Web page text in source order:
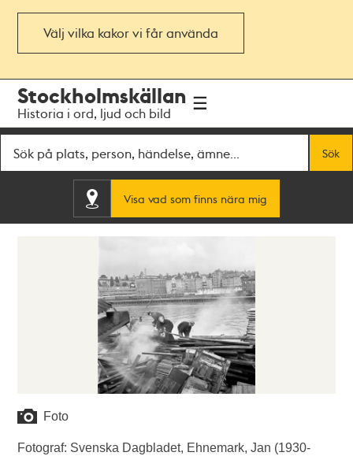
Välj vilka kakor vi får använda
navigationen
huvudinnehållet
Stockholmskällan
Historia i ord, ljud och bild
Sök
Visa vad som finns nära mig
Foto
Fotograf: Svenska Dagbladet, Ehnemark, Jan (1930-